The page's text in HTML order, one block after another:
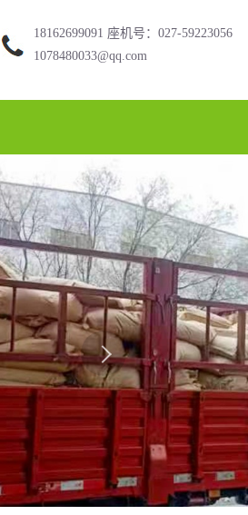
18162699091 座机号：027-59223056
1078480033@qq.com